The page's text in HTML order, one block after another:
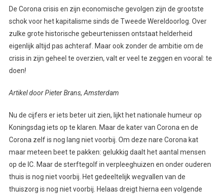
De Corona crisis en zijn economische gevolgen zijn de grootste
schok voor het kapitalisme sinds de Tweede Wereldoorlog. Over
zulke grote historische gebeurtenissen ontstaat helderheid
eigenlijk altijd pas achteraf. Maar ook zonder de ambitie om de
crisis in zijn geheel te overzien, valt er veel te zeggen en vooral: te
doen!
Artikel door Pieter Brans, Amsterdam
Nu de cijfers er iets beter uit zien, lijkt het nationale humeur op
Koningsdag iets op te klaren. Maar de kater van Corona en de
Corona zelf is nog lang niet voorbij. Om deze nare Corona kat
maar meteen beet te pakken: gelukkig daalt het aantal mensen
op de IC. Maar de sterftegolf in verpleeghuizen en onder ouderen
thuis is nog niet voorbij. Het gedeeltelijk wegvallen van de
thuiszorg is nog niet voorbij. Helaas dreigt hierna een volgende